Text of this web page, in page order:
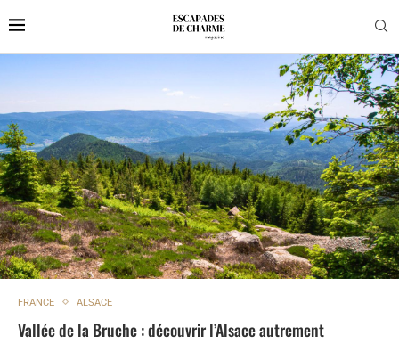
FRANCE ALSACE
Vallée de la Bruche : découvrir l’Alsace autrement